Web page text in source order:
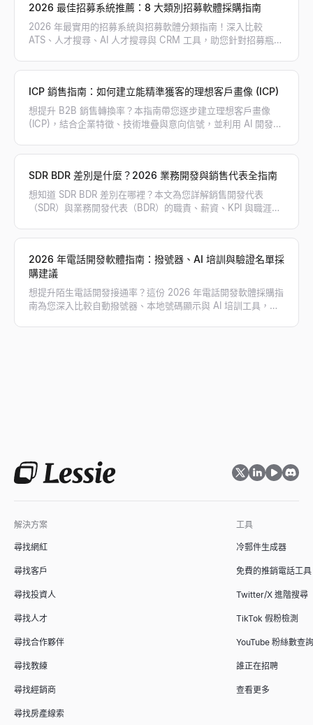
2026 最佳招募系統推薦：8 大類別招募軟體採購指南
2026 年最實用的招募系統與招募軟體分類指南！深入比較
ATS、人才搜尋、AI 人才搜尋與 CRM 工具，助您針對招募瓶頸
ICP 銷售指南：如何建立能精準獲客的理想客戶畫像 (ICP)
想提升 B2B 銷售轉換率？本指南帶您逐步建立理想客戶畫像
(ICP)，結合企業特徵、技術堆疊與意向信號，並利用 AI 開發工
SDR BDR 差別是什麼？2026 業務開發與銷售代表全指南
想知道 SDR BDR 差別在哪裡？本文為您詳解銷售開發代表
（SDR）與業務開發代表（BDR）的職責、薪資、KPI 與職涯路
2026 年電話開發軟體指南：撥號器、AI 培訓與驗證名單採
購建議
想提升陌生電話開發接通率？這份 2026 年電話開發軟體採購指
南為您深入比較自動撥號器、本地號碼顯示與 AI 培訓工具，並
解決方案
尋找網紅
尋找客戶
尋找投資人
尋找人才
尋找合作夥伴
尋找教練
尋找經銷商
尋找房產線索
工具
冷郵件生成器
免費的推銷電話工具
Twitter/X 進階搜尋
TikTok 假粉檢測
YouTube 粉絲數查詢
誰正在招聘
查看更多